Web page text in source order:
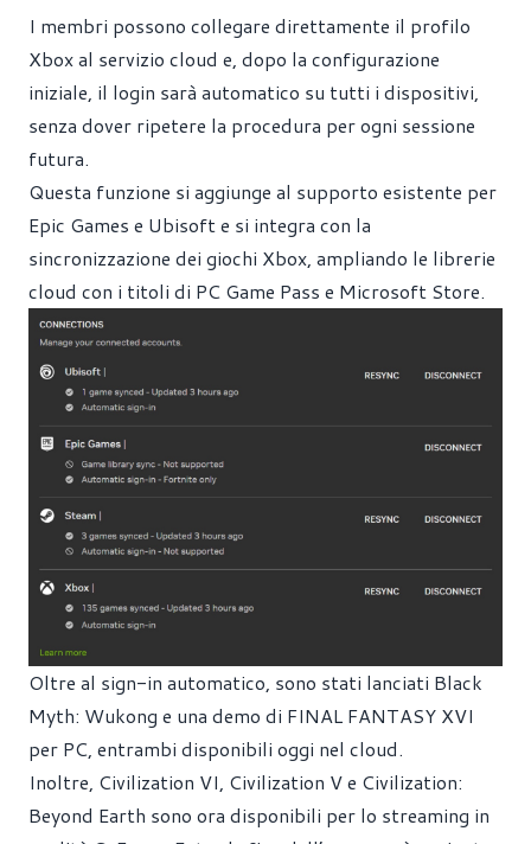
I membri possono collegare direttamente il profilo
Xbox al servizio cloud e, dopo la configurazione
iniziale, il login sarà automatico su tutti i dispositivi,
senza dover ripetere la procedura per ogni sessione
futura.
Questa funzione si aggiunge al supporto esistente per
Epic Games e Ubisoft e si integra con la
sincronizzazione dei giochi Xbox, ampliando le librerie
cloud con i titoli di PC Game Pass e Microsoft Store.
Oltre al sign-in automatico, sono stati lanciati Black
Myth: Wukong e una demo di FINAL FANTASY XVI
per PC, entrambi disponibili oggi nel cloud.
Inoltre, Civilization VI, Civilization V e Civilization:
Beyond Earth sono ora disponibili per lo streaming in